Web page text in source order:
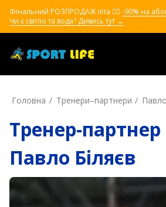
Фінальний РОЗПРОДАЖ літа ❤️‍🔥 -90% на
Чи є світло та вода? Дивись тут →
Головна Тренери–партнери
Тренер-партнер
Павло Біляєв